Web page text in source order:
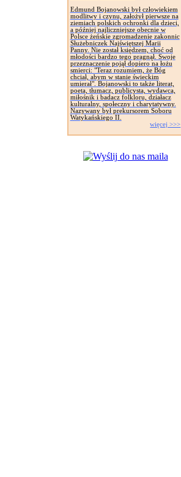
Edmund Bojanowski był człowiekiem
modlitwy i czynu, założył pierwsze na
ziemiach polskich ochronki dla dzieci,
a później najliczniejsze obecnie w
Polsce żeńskie zgromadzenie zakonnic
Służebniczek Najświętszej Marii
Panny. Nie został księdzem, choć od
młodości bardzo tego pragnął. Swoje
przeznaczenie pojął dopiero na łożu
smierci: "Teraz rozumiem, że Bóg
chciał, abym w stanie świeckim
umierał". Bojanowski to także literat,
poeta, tłumacz, publicysta, wydawca,
miłośnik i badacz folkloru, działacz
kulturalny, społeczny i charytatywny.
Nazywany był prekursorem Soboru
Watykańskiego II.
więcej >>>